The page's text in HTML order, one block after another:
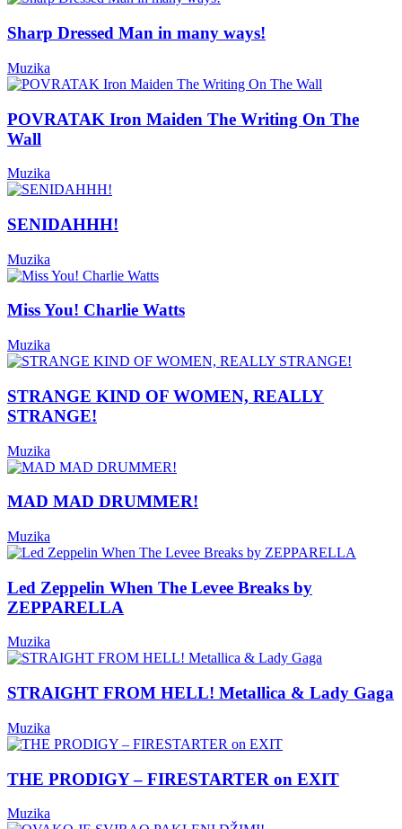
Sharp Dressed Man in many ways!
Muzika
POVRATAK Iron Maiden The Writing On The
Wall
Muzika
SENIDAHHH!
Muzika
Miss You! Charlie Watts
Muzika
STRANGE KIND OF WOMEN, REALLY
STRANGE!
Muzika
MAD MAD DRUMMER!
Muzika
Led Zeppelin When The Levee Breaks by
ZEPPARELLA
Muzika
STRAIGHT FROM HELL! Metallica & Lady Gaga
Muzika
THE PRODIGY – FIRESTARTER on EXIT
Muzika